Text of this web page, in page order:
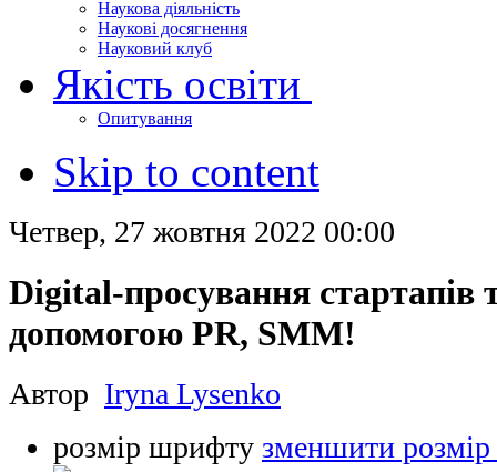
Наукова діяльність
Наукові досягнення
Науковий клуб
Якість освіти
Опитування
Skip to content
Четвер, 27 жовтня 2022 00:00
Digital-просування стартапів
допомогою PR, SMM!
Автор Iryna Lysenko
розмір шрифту зменшити